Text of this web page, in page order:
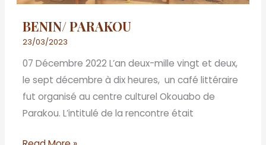
BENIN/ PARAKOU
23/03/2023
07 Décembre 2022 L’an deux-mille vingt et deux,
le sept décembre à dix heures, un café littéraire
fut organisé au centre culturel Okouabo de
Parakou. L’intitulé de la rencontre était